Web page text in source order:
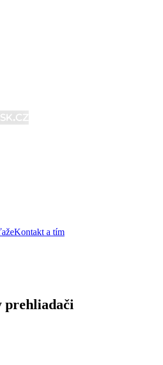
Kontakt a tím